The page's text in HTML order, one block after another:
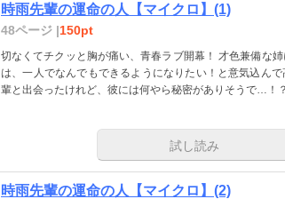
時雨先輩の運命の人【マイクロ】(1)
48ページ |150pt
切なくてチクッと胸が痛い、青春ラブ開幕！ 才色兼備な姉に比べ、見た目も中身もふつーな女子高生・苗
は、一人でなんでもできるようになりたい！と意気込ん
輩と出会ったけれど、彼には何やら秘密がありそうで…！
試し読み
時雨先輩の運命の人【マイクロ】(2)